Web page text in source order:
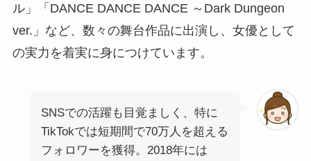
ル」「DANCE DANCE DANCE ～Dark Dungeon
ver.」など、数々の舞台作品に出演し、女優として
の実力を着実に身につけています。
SNSでの活躍も目覚ましく、特に
TikTokでは短期間で70万人を超える
フォロワーを獲得。2018年には